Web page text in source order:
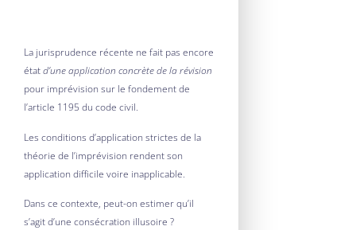
La jurisprudence récente ne fait pas encore
état d’une application concrète de la révision
pour imprévision sur le fondement de
l’article 1195 du code civil.
Les conditions d’application strictes de la
théorie de l’imprévision rendent son
application difficile voire inapplicable.
Dans ce contexte, peut-on estimer qu’il
s’agit d’une consécration illusoire ?